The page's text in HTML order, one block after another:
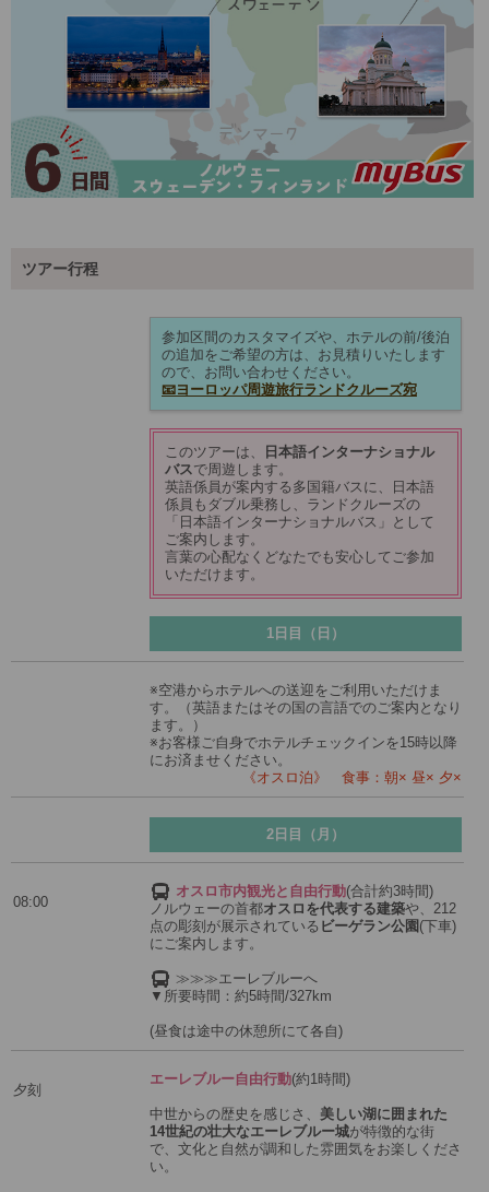
ツアー行程
参加区間のカスタマイズや、ホテルの前/後泊
の追加をご希望の方は、お見積りいたします
ので、お問い合わせください。
📧ヨーロッパ周遊旅行ランドクルーズ宛
このツアーは、
日本語インターナショナル
バスで周遊します。
英語係員が案内する多国籍バスに、日本語
係員もダブル乗務し、ランドクルーズの
「日本語インターナショナルバス」として
ご案内します。
言葉の心配なくどなたでも安心してご参加
いただけます。
1日目（日）
※空港からホテルへの送迎をご利用いただけま
す。（英語またはその国の言語でのご案内となり
ます。）
※お客様ご自身でホテルチェックインを15時以降
にお済ませください。
《オスロ泊》 食事：朝× 昼× 夕×
2日目（月）
08:00
オスロ市内観光と自由行動(合計約3時間)
ノルウェーの首都オスロを代表する建築や、212
点の彫刻が展示されている ビーゲラン公園 (下車)
にご案内します。
≫≫≫エーレブルーへ
▼所要時間：約5時間/327km
(昼食は途中の休憩所にて各自)
夕刻
エーレブルー自由行動(約1時間)
中世からの歴史を感じさ、 美しい湖に囲まれた
14世紀の壮大なエーレブルー城が特徴的な街
で、文化と自然が調和した雰囲気をお楽しくださ
い。